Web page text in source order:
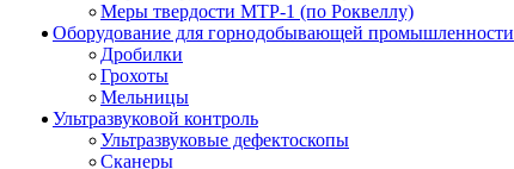
Меры твердости МТР-1 (по Роквеллу)
Оборудование для горнодобывающей промышленности
Дробилки
Грохоты
Мельницы
Ультразвуковой контроль
Ультразвуковые дефектоскопы
Сканеры